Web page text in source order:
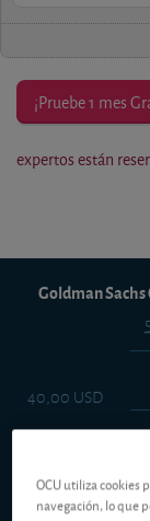
¡Pruebe 1 mes
expertos están
Goldman Sachs
36,00 USD
40,00 USD
OCU utiliza cookies
navegación, lo que